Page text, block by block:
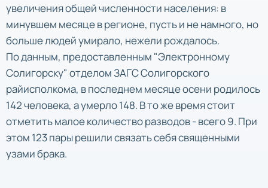
увеличения общей численности населения: в
минувшем месяце в регионе, пусть и не намного, но
больше людей умирало, нежели рождалось.
По данным, предоставленным "Электронному
Солигорску" отделом ЗАГС Солигорского
райисполкома, в последнем месяце осени родилось
142 человека, а умерло 148. В то же время стоит
отметить малое количество разводов - всего 9. При
этом 123 пары решили связать себя священными
узами брака.